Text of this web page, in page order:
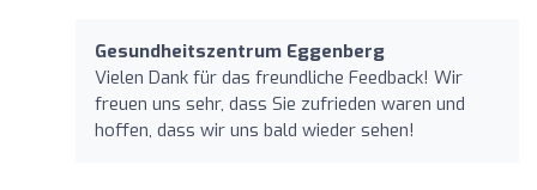
Gesundheitszentrum Eggenberg
Vielen Dank für das freundliche Feedback! Wir
freuen uns sehr, dass Sie zufrieden waren und
hoffen, dass wir uns bald wieder sehen!